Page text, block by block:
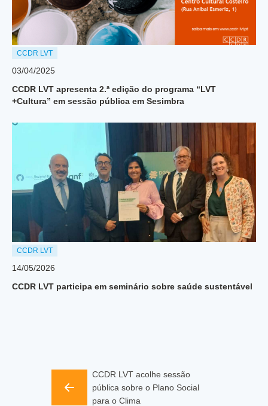
CCDR LVT
03/04/2025
CCDR LVT apresenta 2.ª edição do programa “LVT
+Cultura” em sessão pública em Sesimbra
CCDR LVT
14/05/2026
CCDR LVT participa em seminário sobre saúde sustentável
CCDR LVT acolhe sessão
pública sobre o Plano Social
para o Clima